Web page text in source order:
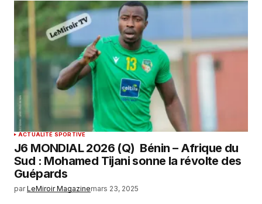
ACTUALITÉ SPORTIVE
J6 MONDIAL 2026 (Q) Bénin – Afrique du
Sud : Mohamed Tijani sonne la révolte des
Guépards
par LeMiroir Magazinemars 23, 2025